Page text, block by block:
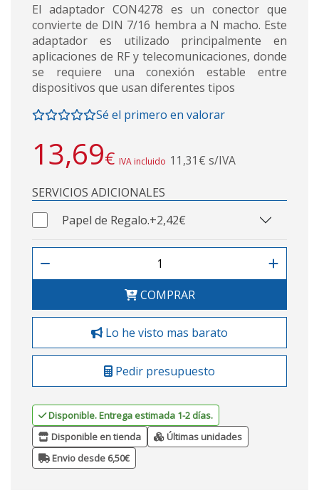
El adaptador CON4278 es un conector que
convierte de DIN 7/16 hembra a N macho. Este
adaptador es utilizado principalmente en
aplicaciones de RF y telecomunicaciones, donde
se requiere una conexión estable entre
dispositivos que usan diferentes tipos
Sé el primero en valorar
13,69€ IVA incluido 11,31€ s/IVA
SERVICIOS ADICIONALES
Papel de Regalo.+2,42€
COMPRAR
Lo he visto mas barato
Pedir presupuesto
Disponible. Entrega estimada 1-2 días.
Disponible en tienda
Últimas unidades
Envio desde 6,50€